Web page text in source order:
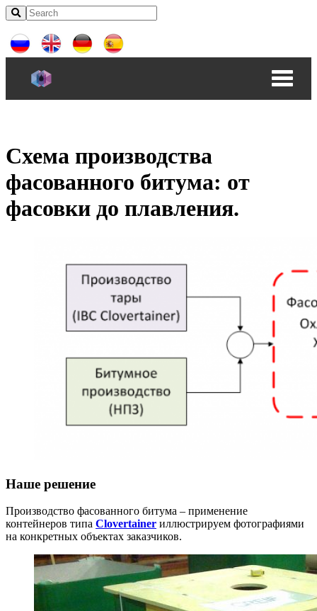
Схема производства
фасованного битума: от
фасовки до плавления.
Наше решение
Производство фасованного битума – применение
контейнеров типа Clovertainer иллюстрируем фотографиями
на конкретных объектах заказчиков.